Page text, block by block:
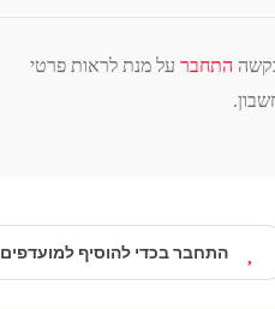
התחבר על מנת לראות פרטי
התחבר בכדי להוסיף למועדפים